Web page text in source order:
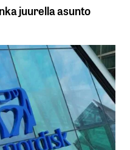
juurella asunto